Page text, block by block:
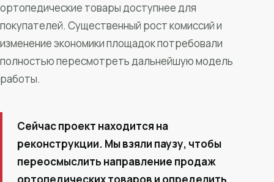
ортопедические товары доступнее для
покупателей. Существенный рост комиссий и
изменение экономики площадок потребовали
полностью пересмотреть дальнейшую модель
работы.
Сейчас проект находится на
реконструкции. Мы взяли паузу, чтобы
переосмыслить направление продаж